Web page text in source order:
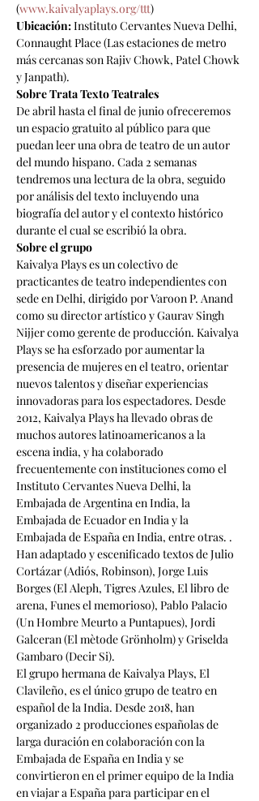
(www.kaivalyaplays.org/ttt)
Ubicación: Instituto Cervantes Nueva Delhi,
Connaught Place (Las estaciones de metro
más cercanas son Rajiv Chowk, Patel Chowk
y Janpath).
Sobre Trata Texto Teatrales
De abril hasta el final de junio ofreceremos
un espacio gratuito al público para que
puedan leer una obra de teatro de un autor
del mundo hispano. Cada 2 semanas
tendremos una lectura de la obra, seguido
por análisis del texto incluyendo una
biografía del autor y el contexto histórico
durante el cual se escribió la obra.
Sobre el grupo
Kaivalya Plays es un colectivo de
practicantes de teatro independientes con
sede en Delhi, dirigido por Varoon P. Anand
como su director artístico y Gaurav Singh
Nijjer como gerente de producción. Kaivalya
Plays se ha esforzado por aumentar la
presencia de mujeres en el teatro, orientar
nuevos talentos y diseñar experiencias
innovadoras para los espectadores. Desde
2012, Kaivalya Plays ha llevado obras de
muchos autores latinoamericanos a la
escena india, y ha colaborado
frecuentemente con instituciones como el
Instituto Cervantes Nueva Delhi, la
Embajada de Argentina en India, la
Embajada de Ecuador en India y la
Embajada de España en India, entre otras. .
Han adaptado y escenificado textos de Julio
Cortázar (Adiós, Robinson), Jorge Luis
Borges (El Aleph, Tigres Azules, El libro de
arena, Funes el memorioso), Pablo Palacio
(Un Hombre Meurto a Puntapues), Jordi
Galceran (El mètode Grönholm) y Griselda
Gambaro (Decir Si).
El grupo hermana de Kaivalya Plays, El
Clavileño, es el único grupo de teatro en
español de la India. Desde 2018, han
organizado 2 producciones españolas de
larga duración en colaboración con la
Embajada de España en India y se
convirtieron en el primer equipo de la India
en viajar a España para participar en el